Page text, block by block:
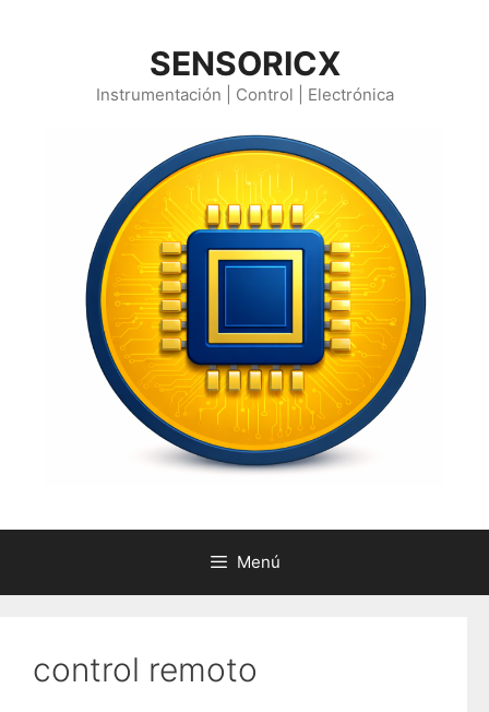
SENSORICX
Instrumentación | Control | Electrónica
Menú
control remoto